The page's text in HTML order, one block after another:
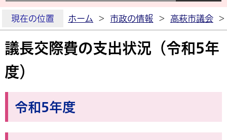
現在の位置 ホーム > 市政の情報 > 高萩市議会 >
議長交際費の支出状況（令和5年
度）
令和5年度